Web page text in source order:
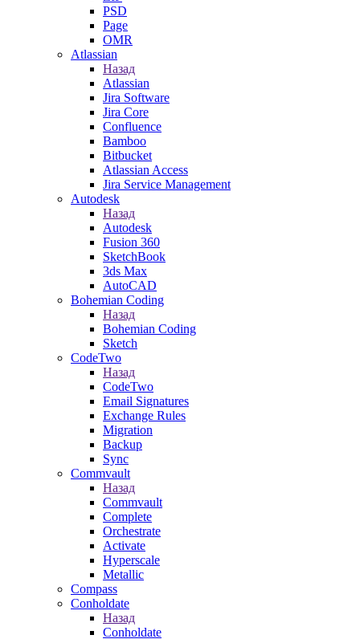
PSD
Page
OMR
Atlassian
Назад
Atlassian
Jira Software
Jira Core
Confluence
Bamboo
Bitbucket
Atlassian Access
Jira Service Management
Autodesk
Назад
Autodesk
Fusion 360
SketchBook
3ds Max
AutoCAD
Bohemian Coding
Назад
Bohemian Coding
Sketch
CodeTwo
Назад
CodeTwo
Email Signatures
Exchange Rules
Migration
Backup
Sync
Commvault
Назад
Commvault
Complete
Orchestrate
Activate
Hyperscale
Metallic
Compass
Conholdate
Назад
Conholdate